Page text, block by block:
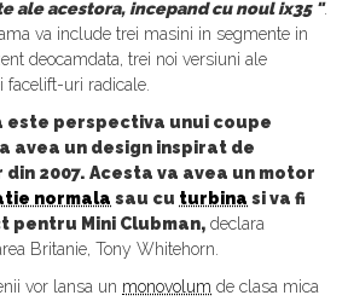
ale acestora, incepand cu noul ix35 ".
va include trei masini in segmente in
deocamdata, trei noi versiuni ale
facelift-uri radicale.
este perspectiva unui coupe
avea un design inspirat de
2007. Acesta va avea un motor
normala sau cu turbina si va fi
pentru Mini Clubman, declara
Britanie, Tony Whitehorn.
vor lansa un monovolum de clasa mica